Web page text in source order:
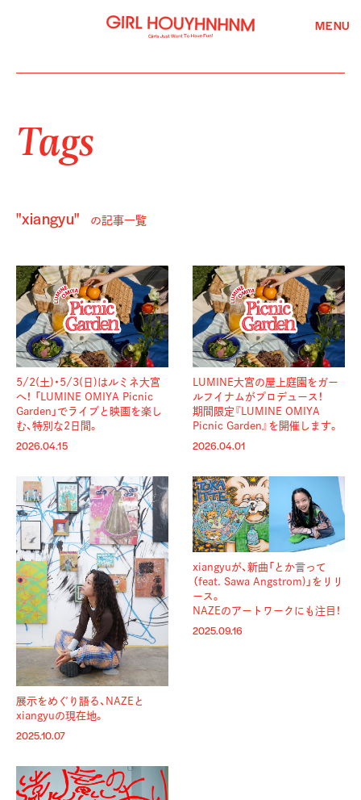
MENU
Tags
"xiangyu" の記事一覧
5/2(土)・5/3(日)はルミネ大宮
へ！ 「LUMINE OMIYA Picnic
Garden」でライブと映画を楽し
む、特別な2日間。
2026.04.15
LUMINE大宮の屋上庭園をガー
ルフイナムがプロデュース！
期間限定『LUMINE OMIYA
Picnic Garden』を開催します。
2026.04.01
展示をめぐり語る、NAZEと
xiangyuの現在地。
2025.10.07
xiangyuが、新曲「とか言って
（feat. Sawa Angstrom)」をリリ
ース。
NAZEのアートワークにも注目！
2025.09.16